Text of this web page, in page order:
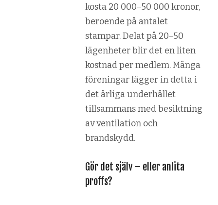
kosta 20 000–50 000 kronor,
beroende på antalet
stampar. Delat på 20–50
lägenheter blir det en liten
kostnad per medlem. Många
föreningar lägger in detta i
det årliga underhållet
tillsammans med besiktning
av ventilation och
brandskydd.
Gör det själv – eller anlita
proffs?